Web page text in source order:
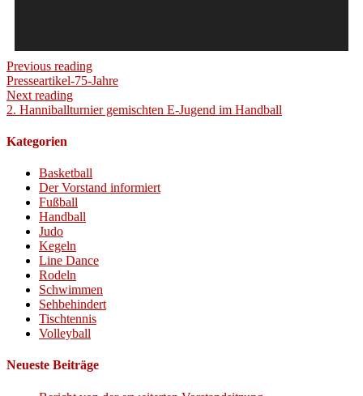
Previous reading
Presseartikel-75-Jahre
Next reading
2. Hanniballturnier gemischten E-Jugend im Handball
Kategorien
Basketball
Der Vorstand informiert
Fußball
Handball
Judo
Kegeln
Line Dance
Rodeln
Schwimmen
Sehbehindert
Tischtennis
Volleyball
Neueste Beiträge